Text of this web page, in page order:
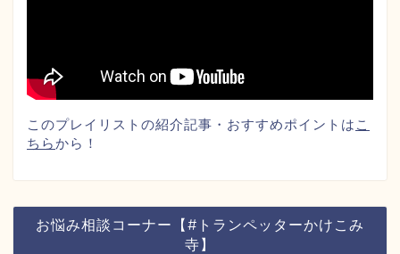
このプレイリストの紹介記事・おすすめポイントは こ
ちらから！
お悩み相談コーナー【#トランペッターかけこみ
寺】